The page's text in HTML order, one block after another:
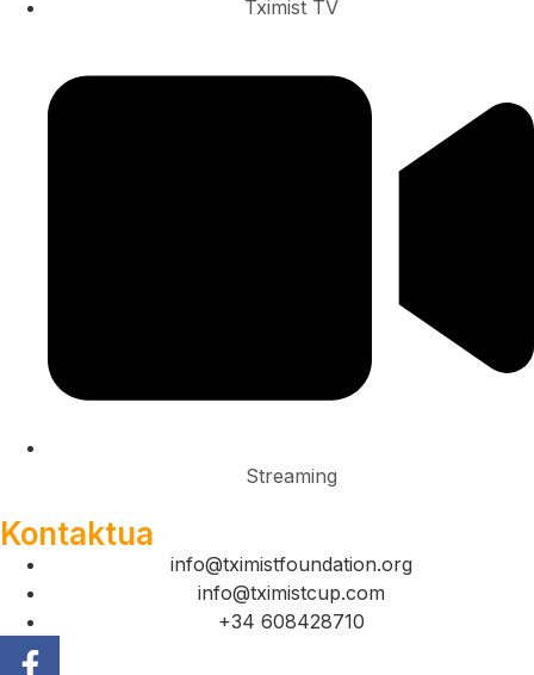
Tximist TV
Streaming
Kontaktua
info@tximistfoundation.org
info@tximistcup.com
+34 608428710